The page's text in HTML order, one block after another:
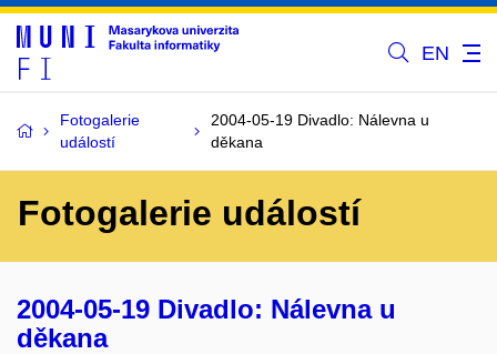
EN
Fotogalerie
událostí
2004-05-19 Divadlo: Nálevna u
děkana
Fotogalerie událostí
2004-05-19 Divadlo: Nálevna u
děkana